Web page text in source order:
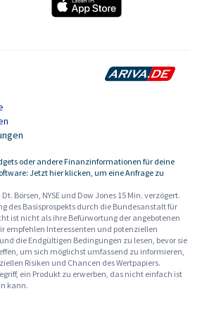
oder andere Finanzinformationen für deine
Jetzt hier klicken, um eine Anfrage zu
Börsen, NYSE und Dow Jones 15 Min. verzögert.
des Basisprospekts durch die Bundesanstalt für
ist nicht als ihre Befürwortung der angebotenen
empfehlen Interessenten und potenziellen
die Endgültigen Bedingungen zu lesen, bevor sie
um sich möglichst umfassend zu informieren,
Risiken und Chancen des Wertpapiers.
ein Produkt zu erwerben, das nicht einfach ist
kann.